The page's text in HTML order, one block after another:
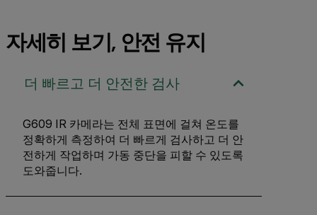
자세히 보기, 안전 유지
더 빠르고 더 안전한 검사
G609 IR 카메라는 전체 표면에 걸쳐 온도를
정확하게 측정하여 더 빠르게 검사하고 더 안
전하게 작업하며 가동 중단을 피할 수 있도록
도와줍니다.